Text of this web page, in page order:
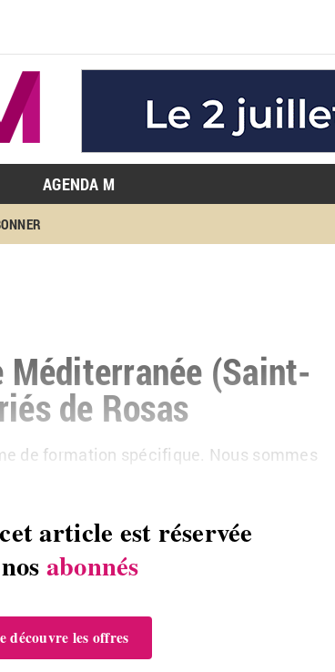
AGENDA M
Méditerranée (Saint-
de Rosas
de formation spécifique. Nous sommes
article est réservée
abonnés
découvre les offres